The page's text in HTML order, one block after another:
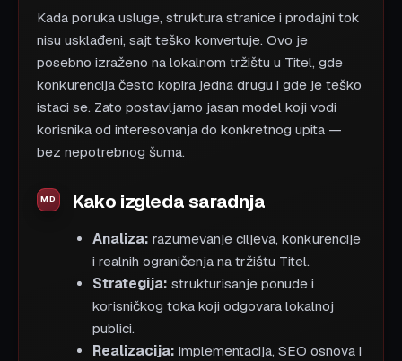
Kada poruka usluge, struktura stranice i prodajni tok
nisu usklađeni, sajt teško konvertuje. Ovo je
posebno izraženo na lokalnom tržištu u Titel, gde
konkurencija često kopira jedna drugu i gde je teško
istaci se. Zato postavljamo jasan model koji vodi
korisnika od interesovanja do konkretnog upita —
bez nepotrebnog šuma.
Kako izgleda saradnja
Analiza: razumevanje ciljeva, konkurencije
i realnih ograničenja na tržištu Titel.
Strategija: strukturisanje ponude i
korisničkog toka koji odgovara lokalnoj
publici.
Realizacija: implementacija, SEO osnova i